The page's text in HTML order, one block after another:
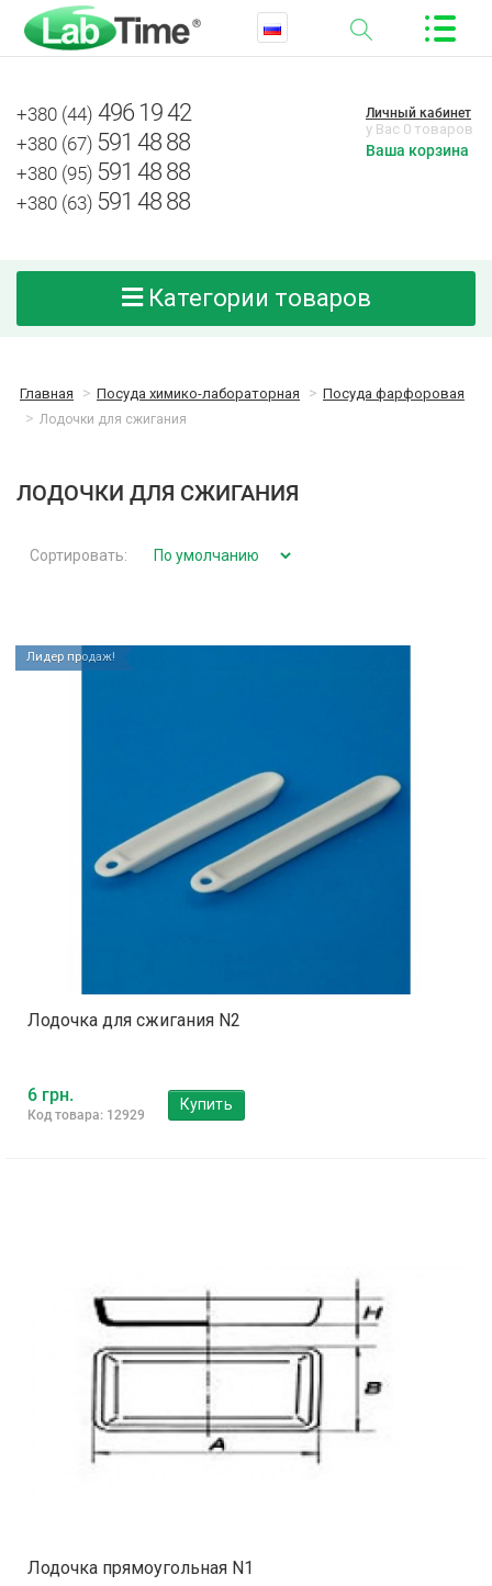
+380 (44) 496 19 42
+380 (67) 591 48 88
+380 (95) 591 48 88
+380 (63) 591 48 88
Личный кабинет
у Вас 0 товаров
Ваша корзина
Категории товаров
Главная Посуда химико-лабораторная Посуда фарфоровая
Лодочки для сжигания
ЛОДОЧКИ ДЛЯ СЖИГАНИЯ
Сортировать:
Лидер продаж!
Лодочка для сжигания N2
6 грн.
Код товара: 12929
Купить
Лодочка прямоугольная N1